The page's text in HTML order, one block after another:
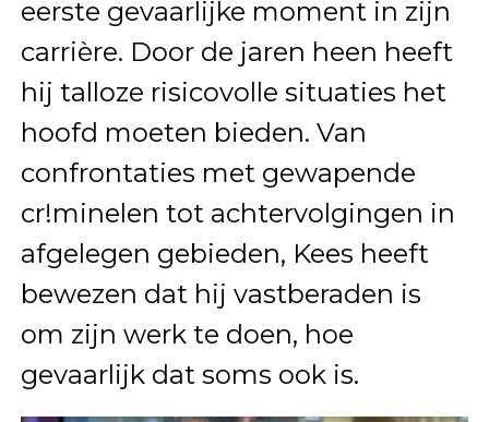
eerste gevaarlijke moment in zijn
carrière. Door de jaren heen heeft
hij talloze risicovolle situaties het
hoofd moeten bieden. Van
confrontaties met gewapende
cr!minelen tot achtervolgingen in
afgelegen gebieden, Kees heeft
bewezen dat hij vastberaden is
om zijn werk te doen, hoe
gevaarlijk dat soms ook is.